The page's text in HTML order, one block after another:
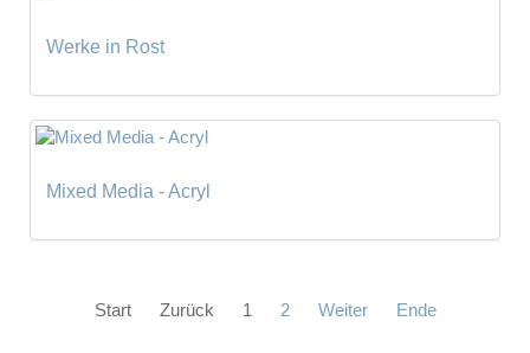
Werke in Rost
Mixed Media - Acryl
Start Zurück 1 2 Weiter Ende